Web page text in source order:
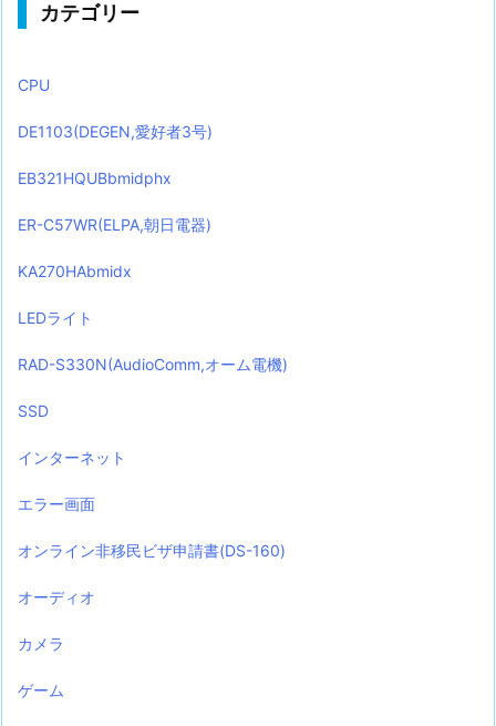
カテゴリー
CPU
DE1103(DEGEN,愛好者3号)
EB321HQUBbmidphx
ER-C57WR(ELPA,朝日電器)
KA270HAbmidx
LEDライト
RAD-S330N(AudioComm,オーム電機)
SSD
インターネット
エラー画面
オンライン非移民ビザ申請書(DS-160)
オーディオ
カメラ
ゲーム